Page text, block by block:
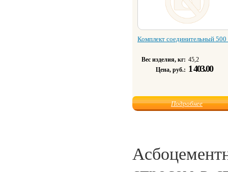
Комплект соединительный
Вес изделия, кг: 45,2
Цена, руб.: 1 403.00
Подробнее